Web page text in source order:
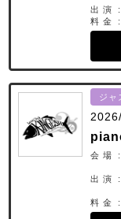
出 演 :
料 金
ジャ
会 場
出 演 :
料 金